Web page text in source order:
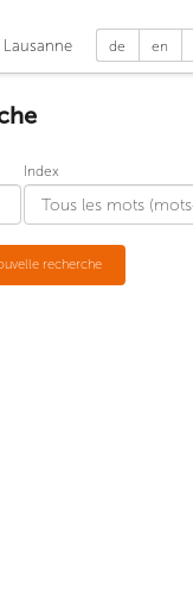
Lausanne de en
Index
recherche